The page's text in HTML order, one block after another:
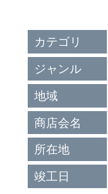
カテゴリ
ジャンル
地域
商店会名
所在地
竣工日